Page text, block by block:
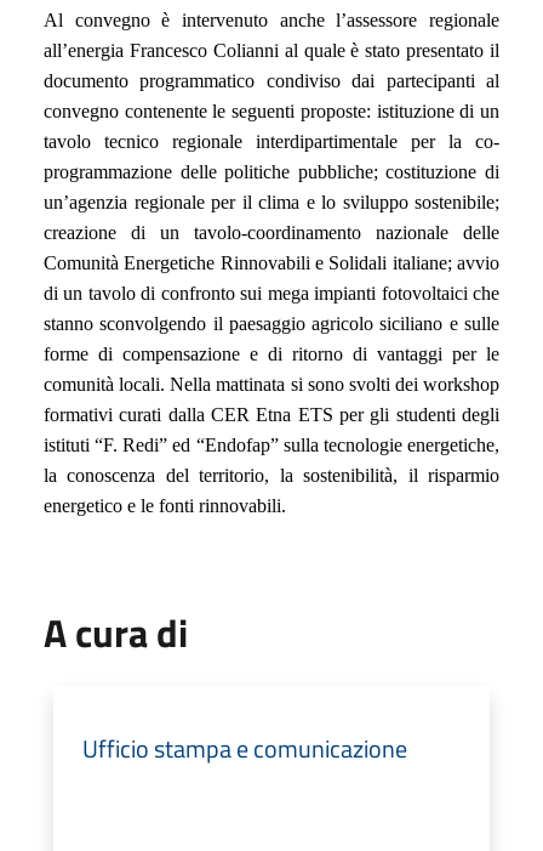
Al convegno è intervenuto anche l’assessore regionale
all’energia Francesco Colianni al quale è stato presentato il
documento programmatico condiviso dai partecipanti al
convegno contenente le seguenti proposte: istituzione di un
tavolo tecnico regionale interdipartimentale per la co-
programmazione delle politiche pubbliche; costituzione di
un’agenzia regionale per il clima e lo sviluppo sostenibile;
creazione di un tavolo-coordinamento nazionale delle
Comunità Energetiche Rinnovabili e Solidali italiane; avvio
di un tavolo di confronto sui mega impianti fotovoltaici che
stanno sconvolgendo il paesaggio agricolo siciliano e sulle
forme di compensazione e di ritorno di vantaggi per le
comunità locali. Nella mattinata si sono svolti dei workshop
formativi curati dalla CER Etna ETS per gli studenti degli
istituti “F. Redi” ed “Endofap” sulla tecnologie energetiche,
la conoscenza del territorio, la sostenibilità, il risparmio
energetico e le fonti rinnovabili.
A cura di
Ufficio stampa e comunicazione